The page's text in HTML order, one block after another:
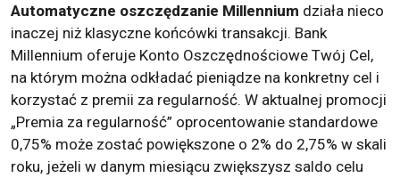
Automatyczne oszczędzanie Millennium działa nieco
inaczej niż klasyczne końcówki transakcji. Bank
Millennium oferuje Konto Oszczędnościowe Twój Cel,
na którym można odkładać pieniądze na konkretny cel i
korzystać z premii za regularność. W aktualnej promocji
„Premia za regularność” oprocentowanie standardowe
0,75% może zostać powiększone o 2% do 2,75% w skali
roku, jeżeli w danym miesiącu zwiększysz saldo celu